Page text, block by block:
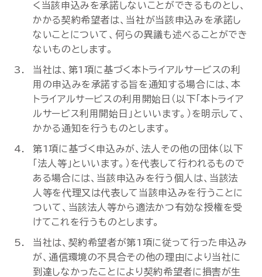
く当該申込みを承諾しないことができるものとし、
かかる契約希望者は、当社が当該申込みを承諾し
ないことについて、何らの異議も述べることができ
ないものとします。
当社は、第1項に基づく本トライアルサービスの利
用の申込みを承諾する旨を通知する場合には、本
トライアルサービスの利用開始日（以下「本トライア
ルサービス利用開始日」といいます。）を明示して、
かかる通知を行うものとします。
第1項に基づく申込みが、法人その他の団体（以下
「法人等」といいます。）を代表して行われるもので
ある場合には、当該申込みを行う個人は、当該法
人等を代理又は代表して当該申込みを行うことに
ついて、当該法人等から適法かつ有効な授権を受
けてこれを行うものとします。
当社は、契約希望者が第1項に従って行った申込み
が、通信環境の不具合その他の理由により当社に
到達しなかったことにより契約希望者に損害が生